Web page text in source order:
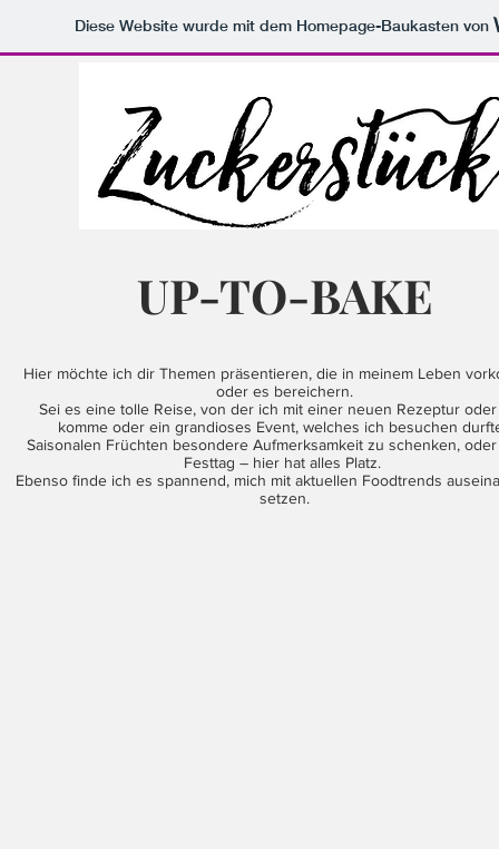
Diese Website wurde mit dem Homepage-Baukasten von
UP-TO-BAKE
Hier möchte ich dir Themen präsentieren, die in meinem Leben
oder es bereichern.
Sei es eine tolle Reise, von der ich mit einer neuen Rezeptur
komme oder ein grandioses Event, welches ich besuchen
Saisonalen Früchten besondere Aufmerksamkeit zu schenken,
Festtag – hier hat alles Platz.
Ebenso finde ich es spannend, mich mit aktuellen Foodtrends
setzen.